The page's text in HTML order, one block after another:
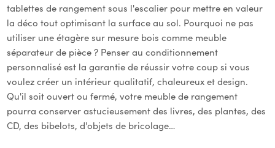
tablettes de rangement sous l'escalier pour mettre en valeur
la déco tout optimisant la surface au sol. Pourquoi ne pas
utiliser une étagère sur mesure bois comme meuble
séparateur de pièce ? Penser au conditionnement
personnalisé est la garantie de réussir votre coup si vous
voulez créer un intérieur qualitatif, chaleureux et design.
Qu'il soit ouvert ou fermé, votre meuble de rangement
pourra conserver astucieusement des livres, des plantes, des
CD, des bibelots, d'objets de bricolage…